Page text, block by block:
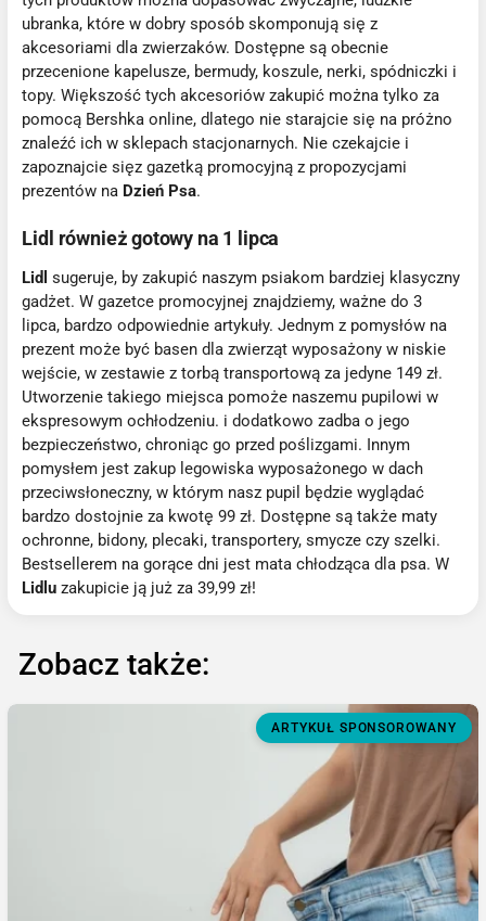
ubranka, które w dobry sposób skomponują się z
akcesoriami dla zwierzaków. Dostępne są obecnie
przecenione kapelusze, bermudy, koszule, nerki, spódniczki i
topy. Większość tych akcesoriów zakupić można tylko za
pomocą Bershka online, dlatego nie starajcie się na próżno
znaleźć ich w sklepach stacjonarnych. Nie czekajcie i
zapoznajcie sięz gazetką promocyjną z propozycjami
prezentów na Dzień Psa.
Lidl również gotowy na 1 lipca
Lidl sugeruje, by zakupić naszym psiakom bardziej klasyczny
gadżet. W gazetce promocyjnej znajdziemy, ważne do 3
lipca, bardzo odpowiednie artykuły. Jednym z pomysłów na
prezent może być basen dla zwierząt wyposażony w niskie
wejście, w zestawie z torbą transportową za jedyne 149 zł.
Utworzenie takiego miejsca pomoże naszemu pupilowi w
ekspresowym ochłodzeniu. i dodatkowo zadba o jego
bezpieczeństwo, chroniąc go przed poślizgami. Innym
pomysłem jest zakup legowiska wyposażonego w dach
przeciwsłoneczny, w którym nasz pupil będzie wyglądać
bardzo dostojnie za kwotę 99 zł. Dostępne są także maty
ochronne, bidony, plecaki, transportery, smycze czy szelki.
Bestsellerem na gorące dni jest mata chłodząca dla psa. W
Lidluzakupicie ją już za 39,99 zł!
Zobacz także:
ARTYKUŁ SPONSOROWANY